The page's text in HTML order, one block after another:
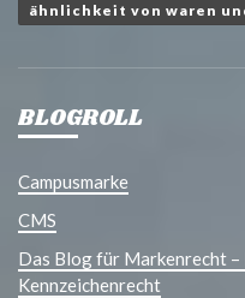
ähnlichkeit von waren
BLOGROLL
Campusmarke
CMS
Das Blog für Markenrecht –
Kennzeichenrecht